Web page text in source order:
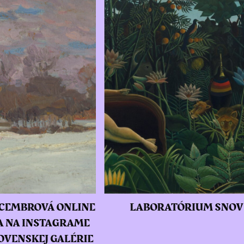
ONLINE
NA INSTAGRAME
GALÉRIE
LABORATÓRIUM SNOV